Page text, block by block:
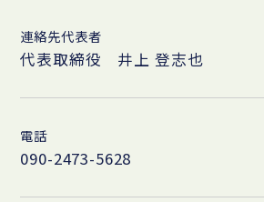
連絡先代表者
代表取締役 井上 登志也
電話
090-2473-5628